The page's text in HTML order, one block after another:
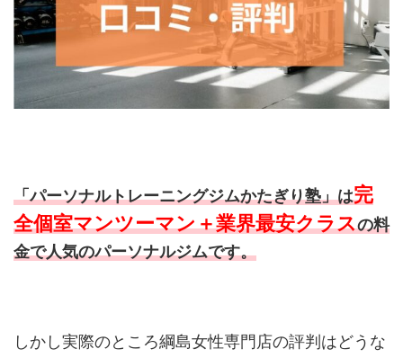
「パーソナルトレーニングジムかたぎり塾」は完
全個室マンツーマン＋業界最安クラスの料
金で人気のパーソナルジムです。
しかし実際のところ綱島女性専門店の評判はどうな